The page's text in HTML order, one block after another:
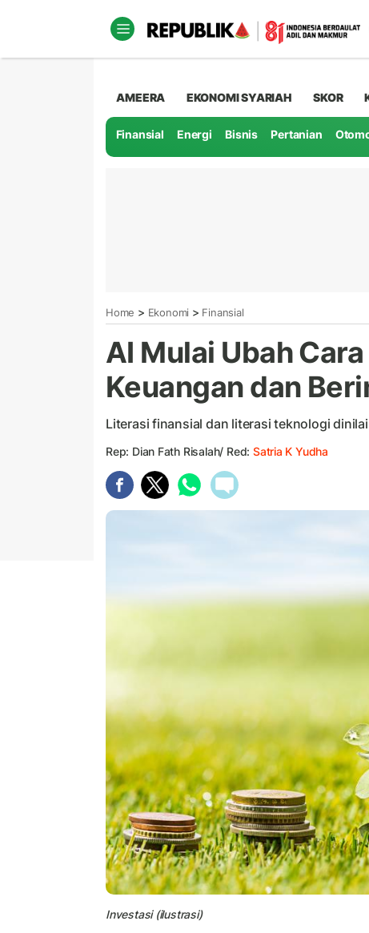
AMEERA EKONOMI SYARIAH SKOR
Finansial Energi Bisnis Pertanian
Home > Ekonomi > Finansial
AI Mulai Ubah
Keuangan dan
Literasi finansial dan literasi teknologi
Rep: Dian Fath Risalah/ Red: Satria K Yudha
Investasi (ilustrasi)